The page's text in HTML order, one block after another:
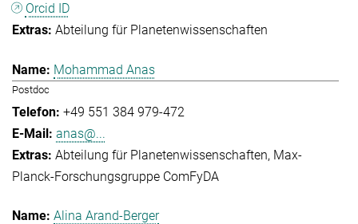
Orcid ID
Abteilung für Planetenwissenschaften
Mohammad Anas
Postdoc
+49 551 384 979-472
anas@...
Abteilung für Planetenwissenschaften Max-
Planck-Forschungsgruppe ComFyDA
Alina Arand-Berger